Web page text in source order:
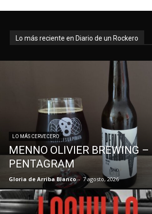
Lo más reciente en Diario de un Rockero
LO MÁS CERVECERO
MENNO OLIVIER BREWING –
PENTAGRAM
Gloria de Arriba Blanco - 7 agosto, 2026